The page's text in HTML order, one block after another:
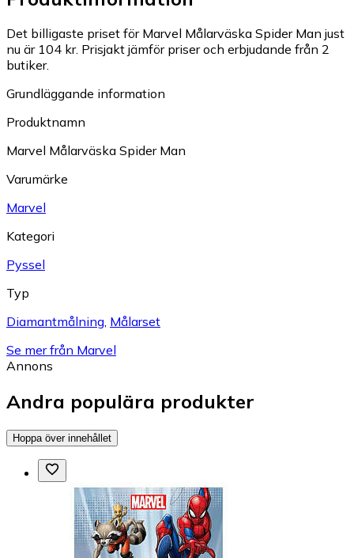
Det billigaste priset för Marvel Målarväska Spider Man just
nu är 104 kr. Prisjakt jämför priser och erbjudande från 2
butiker.
Grundläggande information
Produktnamn
Marvel Målarväska Spider Man
Varumärke
Marvel
Kategori
Pyssel
Typ
Diamantmålning, Målarset
Se mer från Marvel
Annons
Andra populära produkter
Hoppa över innehållet